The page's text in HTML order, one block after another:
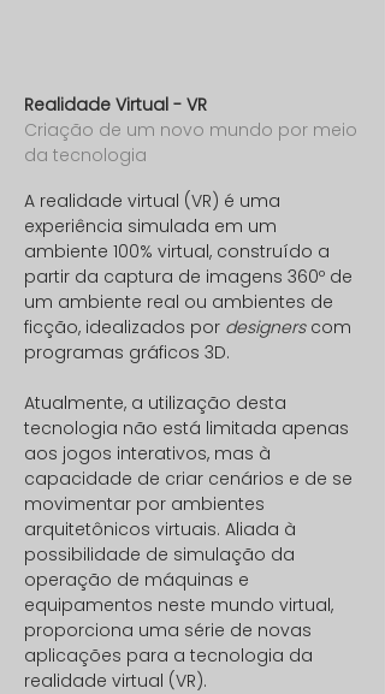
Realidade Virtual - VR
Criação de um novo mundo por meio
da tecnologia
A realidade virtual (VR) é uma
experiência simulada em um
ambiente 100% virtual, construído a
partir da captura de imagens 360º de
um ambiente real ou ambientes de
ficção, idealizados por designerscom
programas gráficos 3D.
Atualmente, a utilização desta
tecnologia não está limitada apenas
aos jogos interativos, mas à
capacidade de criar cenários e de se
movimentar por ambientes
arquitetônicos virtuais. Aliada à
possibilidade de simulação da
operação de máquinas e
equipamentos neste mundo virtual,
proporciona uma série de novas
aplicações para a tecnologia da
realidade virtual (VR).